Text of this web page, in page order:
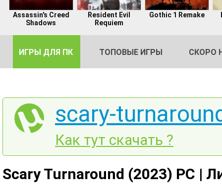
Assassin's Creed
Shadows
Resident Evil
Requiem
Gothic 1 Remake
ИГРЫ ДЛЯ ПК ТОПОВЫЕ ИГРЫ СКОРО
scary-
Как тут скачать ?
Scary Turnaround (2023) PC |